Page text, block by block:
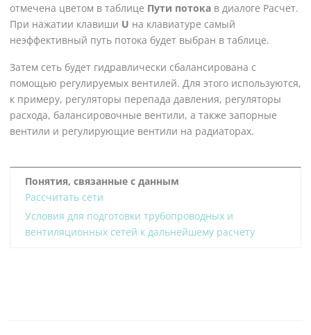
отмечена цветом в таблице Пути потока в диалоге Расчет.
При нажатии клавиши U на клавиатуре самый
неэффективный путь потока будет выбран в таблице.
Затем сеть будет гидравлически сбалансирована с
помощью регулируемых вентилей. Для этого используются,
к примеру, регуляторы перепада давления, регуляторы
расхода, балансировочные вентили, а также запорные
вентили и регулирующие вентили на радиаторах.
Понятия, связанные с данным
Рассчитать сети
Условия для подготовки трубопроводных и
вентиляционных сетей к дальнейшему расчету